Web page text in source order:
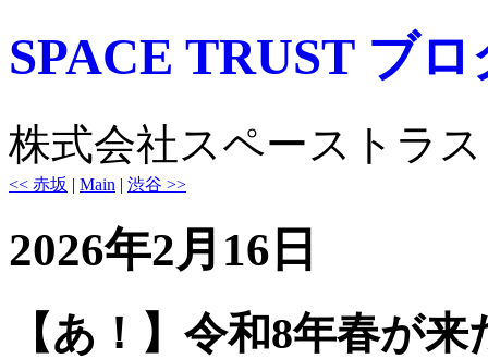
SPACE TRUST ブロ
株式会社スペーストラ
<< 赤坂 | Main | 渋谷 >>
2026年2月16日
【あ！】令和8年春が